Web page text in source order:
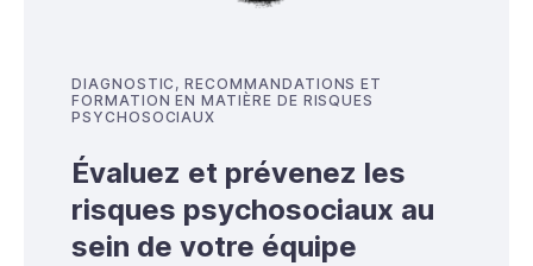
DIAGNOSTIC, RECOMMANDATIONS ET
FORMATION EN MATIÈRE DE RISQUES
PSYCHOSOCIAUX
Évaluez et prévenez les
risques psychosociaux au
sein de votre équipe